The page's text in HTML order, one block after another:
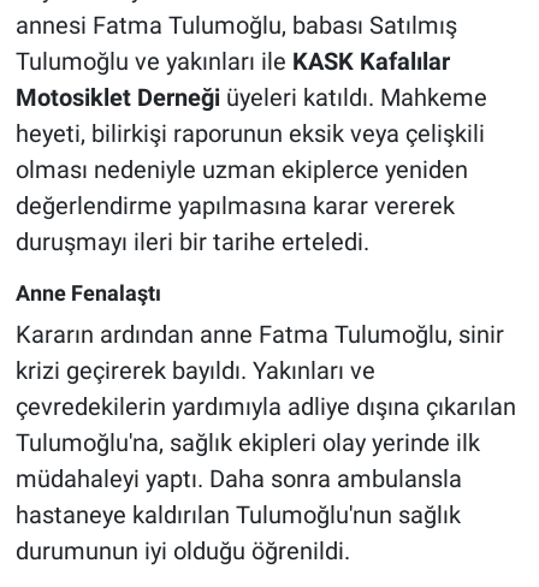
annesi Fatma Tulumoğlu, babası Satılmış
Tulumoğlu ve yakınları ile KASK Kafalılar
Motosiklet Derneğiüyeleri katıldı. Mahkeme
heyeti, bilirkişi raporunun eksik veya çelişkili
olması nedeniyle uzman ekiplerce yeniden
değerlendirme yapılmasına karar vererek
duruşmayı ileri bir tarihe erteledi.
Anne Fenalaştı
Kararın ardından anne Fatma Tulumoğlu, sinir
krizi geçirerek bayıldı. Yakınları ve
çevredekilerin yardımıyla adliye dışına çıkarılan
Tulumoğlu'na, sağlık ekipleri olay yerinde ilk
müdahaleyi yaptı. Daha sonra ambulansla
hastaneye kaldırılan Tulumoğlu'nun sağlık
durumunun iyi olduğu öğrenildi.